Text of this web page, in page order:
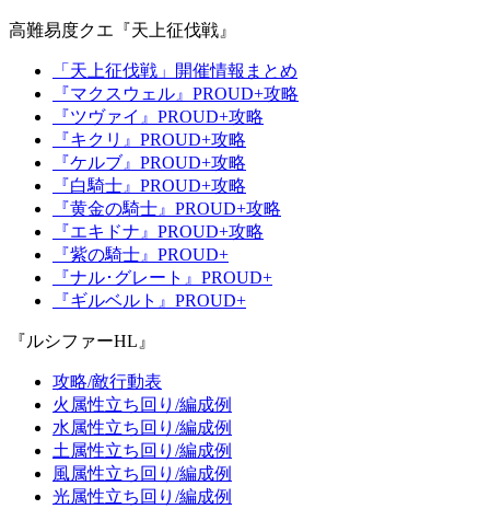
高難易度クエ『天上征伐戦』
「天上征伐戦」開催情報まとめ
『マクスウェル』PROUD+攻略
『ツヴァイ』PROUD+攻略
『キクリ』PROUD+攻略
『ケルブ』PROUD+攻略
『白騎士』PROUD+攻略
『黄金の騎士』PROUD+攻略
『エキドナ』PROUD+攻略
『紫の騎士』PROUD+
『ナル･グレート』PROUD+
『ギルベルト』PROUD+
『ルシファーHL』
攻略/敵行動表
火属性立ち回り/編成例
水属性立ち回り/編成例
土属性立ち回り/編成例
風属性立ち回り/編成例
光属性立ち回り/編成例